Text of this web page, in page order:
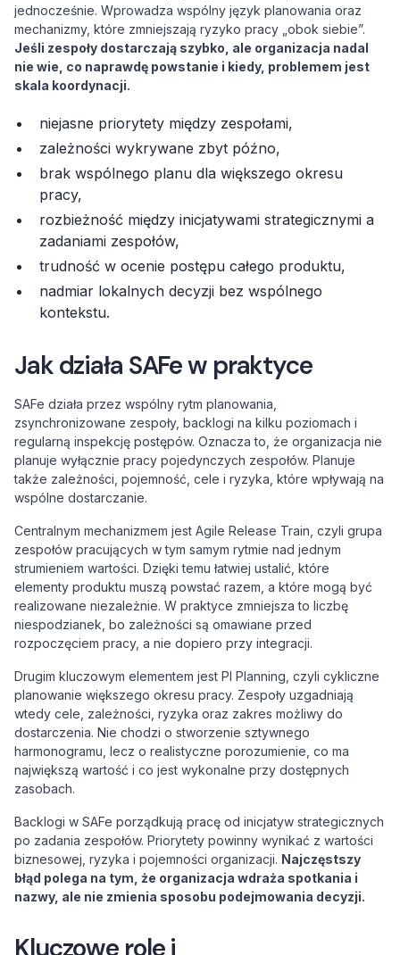
jednocześnie. Wprowadza wspólny język planowania oraz
mechanizmy, które zmniejszają ryzyko pracy „obok siebie”.
Jeśli zespoły dostarczają szybko, ale organizacja nadal
nie wie, co naprawdę powstanie i kiedy, problemem jest
skala koordynacji.
niejasne priorytety między zespołami,
zależności wykrywane zbyt późno,
brak wspólnego planu dla większego okresu
pracy,
rozbieżność między inicjatywami strategicznymi a
zadaniami zespołów,
trudność w ocenie postępu całego produktu,
nadmiar lokalnych decyzji bez wspólnego
kontekstu.
Jak działa SAFe w praktyce
SAFe działa przez wspólny rytm planowania,
zsynchronizowane zespoły, backlogi na kilku poziomach i
regularną inspekcję postępów. Oznacza to, że organizacja nie
planuje wyłącznie pracy pojedynczych zespołów. Planuje
także zależności, pojemność, cele i ryzyka, które wpływają na
wspólne dostarczanie.
Centralnym mechanizmem jest Agile Release Train, czyli grupa
zespołów pracujących w tym samym rytmie nad jednym
strumieniem wartości. Dzięki temu łatwiej ustalić, które
elementy produktu muszą powstać razem, a które mogą być
realizowane niezależnie. W praktyce zmniejsza to liczbę
niespodzianek, bo zależności są omawiane przed
rozpoczęciem pracy, a nie dopiero przy integracji.
Drugim kluczowym elementem jest PI Planning, czyli cykliczne
planowanie większego okresu pracy. Zespoły uzgadniają
wtedy cele, zależności, ryzyka oraz zakres możliwy do
dostarczenia. Nie chodzi o stworzenie sztywnego
harmonogramu, lecz o realistyczne porozumienie, co ma
największą wartość i co jest wykonalne przy dostępnych
zasobach.
Backlogi w SAFe porządkują pracę od inicjatyw strategicznych
po zadania zespołów. Priorytety powinny wynikać z wartości
biznesowej, ryzyka i pojemności organizacji. Najczęstszy
błąd polega na tym, że organizacja wdraża spotkania i
nazwy, ale nie zmienia sposobu podejmowania decyzji.
Kluczowe role i